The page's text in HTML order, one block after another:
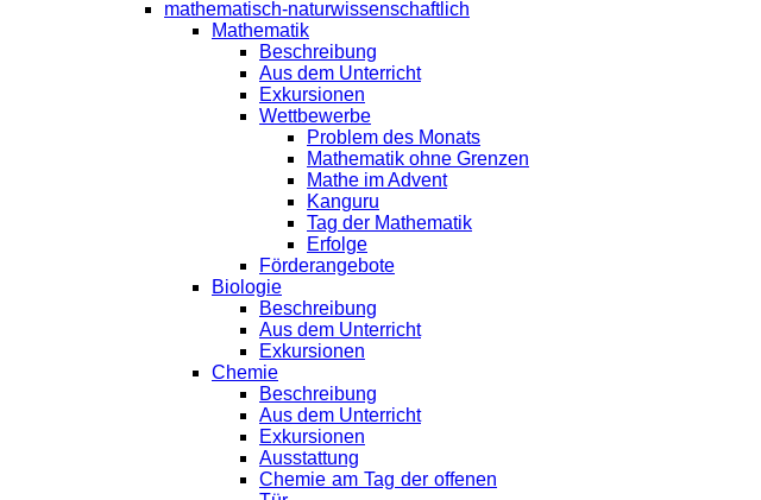
mathematisch-naturwissenschaftlich
Mathematik
Beschreibung
Aus dem Unterricht
Exkursionen
Wettbewerbe
Problem des Monats
Mathematik ohne Grenzen
Mathe im Advent
Kanguru
Tag der Mathematik
Erfolge
Förderangebote
Biologie
Beschreibung
Aus dem Unterricht
Exkursionen
Chemie
Beschreibung
Aus dem Unterricht
Exkursionen
Ausstattung
Chemie am Tag der offenen